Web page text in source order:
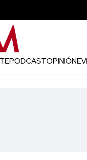
PODCASTOPINIÓN